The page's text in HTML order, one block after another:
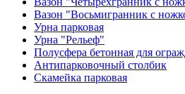
Вазон "Восьмигранник с
Урна парковая
Урна "Рельеф"
Полусфера бетонная для
Антипарковочный столбик
Скамейка парковая